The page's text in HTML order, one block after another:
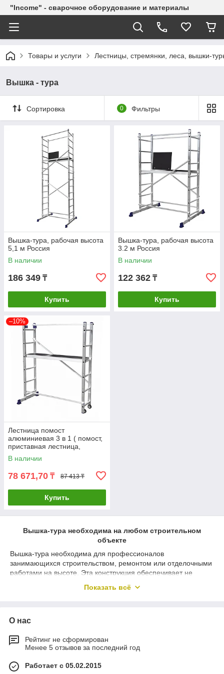
"Income" - сварочное оборудование и материалы
Товары и услуги Лестницы, стремянки, леса, вышки-
Вышка - тура
Сортировка 0 Фильтры
Вышка-тура, рабочая высота
5,1 м Россия
В наличии
186 349 ₸
Купить
Вышка-тура, рабочая высота
3.2 м Россия
В наличии
122 362 ₸
Купить
–10%
Лестница помост
алюминиевая 3 в 1 ( помост,
приставная лестница,
двухсекционная
лестница)Россия
В наличии
78 671,70 ₸ 87 413 ₸
Купить
Вышка-тура необходима на любом строительном
объекте
Вышка-тура необходима для профессионалов
занимающихся строительством, ремонтом или отделочными
работами на высоте. Эта конструкция обеспечивает не
делает ее незаменимой на строительных площадках и
изготовлены из качественных материалов, что
обеспечивает устойчивость к нагрузкам и
Удобство в монтаже:
Показать всё
О нас
Рейтинг не сформирован
Менее 5 отзывов за последний год
Работает с 05.02.2015